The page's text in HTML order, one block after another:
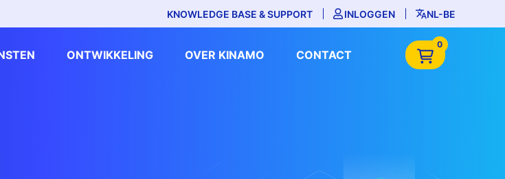
KNOWLEDGE BASE & SUPPORT INLOGGEN NL-BE
ONTWIKKELING OVER KINAMO CONTACT
0